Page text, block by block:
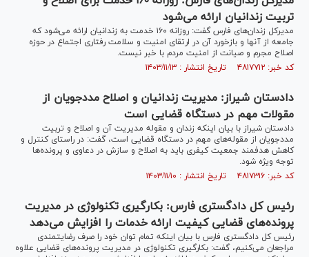
تربیت زندانیان ارائه می‌شود
مدیرکل زندان‌های فارس گفت: روزانه ۱۶٠ خدمت به زندانیان ارائه می‌شود که
جامعه از آنها و بازخورد آن در ارتقای امنیت و سلامت رفتاری اجتماع در حوزه
اصلاح مجرم و صیانت از امنیت مردم با خبر نیست.
کد خبر: ۴۸۱۷۷۱۲ تاریخ انتشار : ۱۴۰۳/۱۱/۱۳
دادستان شیراز: مدیریت زندانیان و اصلاح مددجویان از
مقولات مهم در دستگاه قضایی است
دادستان شیراز با بیان اینکه زندان و مقوله مدیریت آن و اصلاح و تربیت
مددجویان از مقوله‌های مهم در دستگاه قضایی است، گفت: در راستای کنترل و
کاهش هدفمند جمعیت کیفری باید به اصلاح و سازش در دعاوی و پرونده‌ها
توجه ویژه شود.
کد خبر: ۴۸۱۷۳۱۶ تاریخ انتشار : ۱۴۰۳/۱۱/۱۰
رئیس کل دادگستری فارس: بکارگیری تکنولوژی در مدیریت
پرونده‌های قضایی کیفیت ارائه خدمات را افزایش می‌دهد
رئیس کل دادگستری فارس با بیان اینکه تمام توان خود را صرف رضایتمندی
مراجعان می‌کنیم، گفت: بکارگیری تکنولوژی در مدیریت پرونده‌های قضایی علاوه